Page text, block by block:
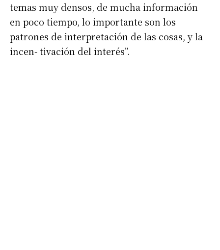
Dirección de correo electrónico*
temas muy densos, de mucha información
en poco tiempo, lo importante son los
patrones de interpretación de las cosas, y la
incen- tivación del interés”.